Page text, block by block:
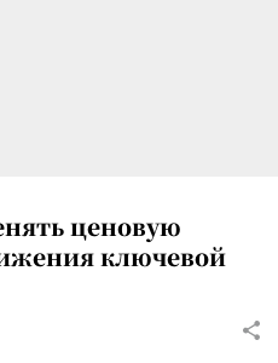
ценовую
ключевой